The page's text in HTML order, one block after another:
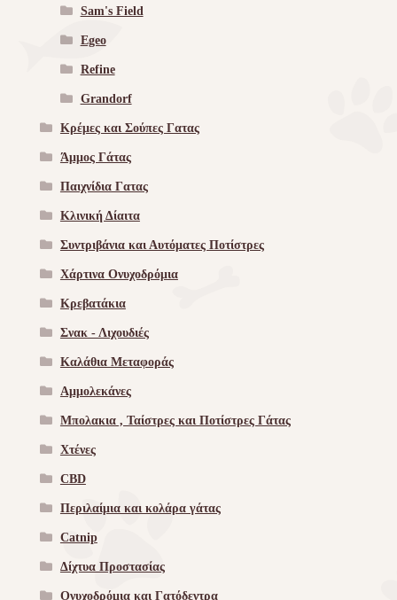
Sam's Field
Egeo
Refine
Grandorf
Κρέμες και Σούπες Γατας
Άμμος Γάτας
Παιχνίδια Γατας
Κλινική Δίαιτα
Συντριβάνια και Αυτόματες Ποτίστρες
Χάρτινα Ονυχοδρόμια
Κρεβατάκια
Σνακ - Λιχουδιές
Καλάθια Μεταφοράς
Αμμολεκάνες
Μπολακια , Ταίστρες και Ποτίστρες Γάτας
Χτένες
CBD
Περιλαίμια και κολάρα γάτας
Catnip
Δίχτυα Προστασίας
Ονυχοδρόμια και Γατόδεντρα